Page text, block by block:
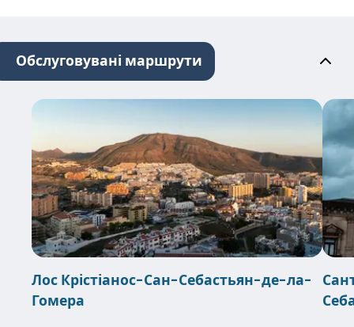
Обслуговувані маршрути
Лос Крістіанос-Сан-Себастьян-де-ла-
Гомера